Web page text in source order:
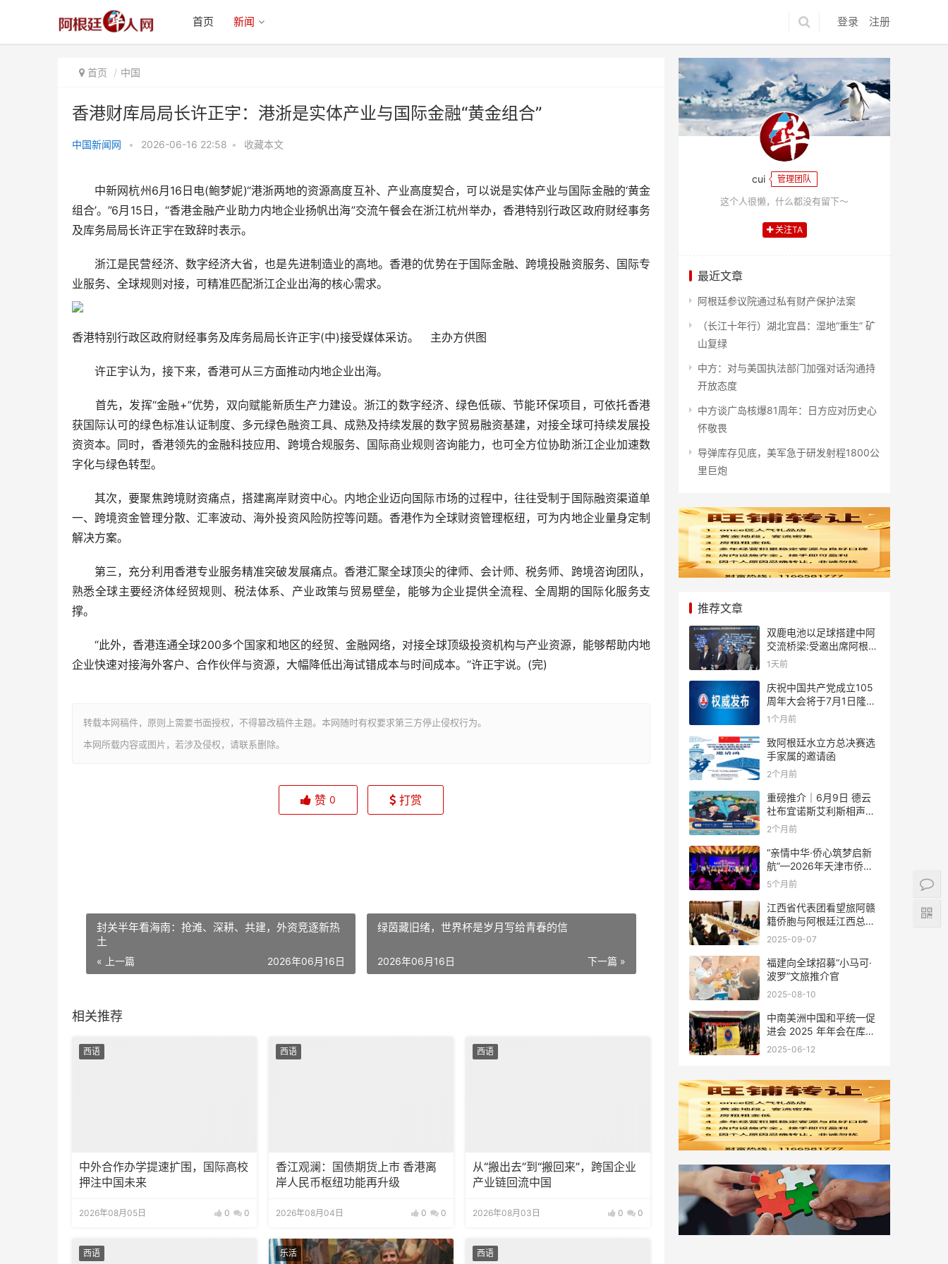
登录 注册
首页 新闻
首页 中国
香港财库局局长许正宇：港浙是实体产业与国际金融“黄金组合”
中国新闻网 • 2026-06-16 22:58 • 收藏本文
中新网杭州6月16日电(鲍梦妮)“港浙两地的资源高度互补、产业高度契合，可以说是实体产业与国际金融的‘黄金
组合’。”6月15日，“香港金融产业助力内地企业扬帆出海”交流午餐会在浙江杭州举办，香港特别行政区政府财经事务
及库务局局长许正宇在致辞时表示。
浙江是民营经济、数字经济大省，也是先进制造业的高地。香港的优势在于国际金融、跨境投融资服务、国际专
业服务、全球规则对接，可精准匹配浙江企业出海的核心需求。
香港特别行政区政府财经事务及库务局局长许正宇(中)接受媒体采访。 主办方供图
许正宇认为，接下来，香港可从三方面推动内地企业出海。
首先，发挥“金融+”优势，双向赋能新质生产力建设。浙江的数字经济、绿色低碳、节能环保项目，可依托香港
获国际认可的绿色标准认证制度、多元绿色融资工具、成熟及持续发展的数字贸易融资基建，对接全球可持续发展投
资资本。同时，香港领先的金融科技应用、跨境合规服务、国际商业规则咨询能力，也可全方位协助浙江企业加速数
字化与绿色转型。
其次，要聚焦跨境财资痛点，搭建离岸财资中心。内地企业迈向国际市场的过程中，往往受制于国际融资渠道单
一、跨境资金管理分散、汇率波动、海外投资风险防控等问题。香港作为全球财资管理枢纽，可为内地企业量身定制
解决方案。
第三，充分利用香港专业服务精准突破发展痛点。香港汇聚全球顶尖的律师、会计师、税务师、跨境咨询团队，
熟悉全球主要经济体经贸规则、税法体系、产业政策与贸易壁垒，能够为企业提供全流程、全周期的国际化服务支
撑。
“此外，香港连通全球200多个国家和地区的经贸、金融网络，对接全球顶级投资机构与产业资源，能够帮助内地
企业快速对接海外客户、合作伙伴与资源，大幅降低出海试错成本与时间成本。”许正宇说。(完)
转载本网稿件，原则上需要书面授权，不得篡改稿件主题。本网随时有权要求第三方停止侵权行为。
本网所载内容或图片，若涉及侵权，请联系删除。
体产业与国际金融“黄金
赞 0 打赏
封关半年看海南：抢滩、深耕、共建，外资竞逐新热
土
« 上一篇 2026年06月16日
绿茵藏旧绪，世界杯是岁月写给青春的信
下一篇 »
2026年06月16日
相关推荐
西语
中外合作办学提速扩围，国际高校
押注中国未来
2026年08月05日 0 0
西语
香江观澜：国债期货上市 香港离
岸人民币枢纽功能再升级
2026年08月04日 0 0
西语
从“搬出去”到“搬回来”，跨国企业
产业链回流中国
2026年08月03日 0 0
西语 乐活 西语
cui 管理团队
这个人很懒，什么都没有留下～
关注TA
最近文章
阿根廷参议院通过私有财产保护法案
（长江十年行）湖北宜昌：湿地“重生” 矿
山复绿
中方：对与美国执法部门加强对话沟通持
开放态度
中方谈广岛核爆81周年：日方应对历史心
怀敬畏
导弹库存见底，美军急于研发射程1800公
里巨炮
推荐文章
双鹿电池以足球搭建中阿
交流桥梁:受邀出席阿根廷
足协赞助商招待会！
1天前
庆祝中国共产党成立105
周年大会将于7月1日隆重
举行
1个月前
致阿根廷水立方总决赛选
手家属的邀请函
2个月前
重磅推介｜6月9日 德云
社布宜诺斯艾利斯相声专
场！国风曲艺邂逅南美风
结！
2个月前
“亲情中华·侨心筑梦启新
航”—2026年天津市侨界
新春联谊活动成功举办
5个月前
江西省代表团看望旅阿赣
籍侨胞与阿根廷江西总商
会座谈
2025-09-07
福建向全球招募“小马可·
波罗”文旅推介官
2025-08-10
中南美洲中国和平统一促
进会 2025 年年会在库拉
索圆满举行，共绘反“独”
2025-06-12